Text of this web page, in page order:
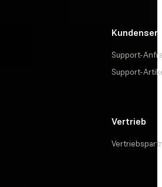
Support-
Support-
Vertrieb